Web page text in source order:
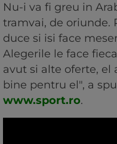
Nu-i va fi greu in
tramvai, de oriunde.
duce si isi face
Alegerile le face
avut si alte oferte, el
bine pentru el", a
www.sport.ro.